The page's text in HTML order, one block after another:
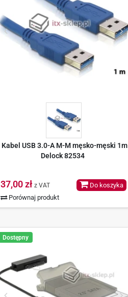
Kabel USB 3.0-A M-M męsko-męski 1m
Delock 82534
37,00 zł z VAT
Porównaj produkt
Do koszyka
Dostępny